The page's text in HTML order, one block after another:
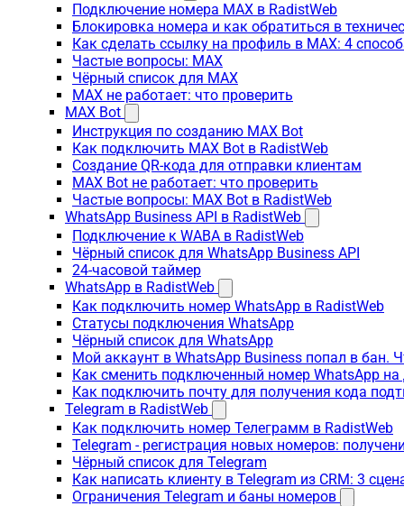
Подключение номера MAX в RadistWeb
Блокировка номера и как обратиться в
Как сделать ссылку на профиль в MAX: 4
Частые вопросы: MAX
Чёрный список для MAX
MAX не работает: что проверить
MAX Bot
Инструкция по созданию MAX Bot
Как подключить MAX Bot в RadistWeb
Создание QR-кода для отправки клиентам
MAX Bot не работает: что проверить
Частые вопросы: MAX Bot в RadistWeb
WhatsApp Business API в RadistWeb
Подключение к WABA в RadistWeb
Чёрный список для WhatsApp Business API
24-часовой таймер
WhatsApp в RadistWeb
Как подключить номер WhatsApp в RadistWeb
Статусы подключения WhatsApp
Чёрный список для WhatsApp
Мой аккаунт в WhatsApp Business попал в бан.
Как сменить подключенный номер WhatsApp на
Как подключить почту для получения кода
Telegram в RadistWeb
Как подключить номер Телеграмм в RadistWeb
Telegram - регистрация новых номеров:
Чёрный список для Telegram
Как написать клиенту в Telegram из CRM: 3
Ограничения Telegram и баны номеров